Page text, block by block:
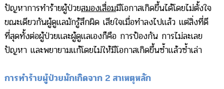
ปัญหาการทำร้ายผู้ป่วยสมองเสื่อมมีโอกาสเกิดขึ้นได้โดยไม่ตั้งใจ
ขณะเดียวกันผู้ดูแลมักรู้สึกผิด เสียใจเมื่อทำลงไปแล้ว แต่สิ่งที่ดี
ที่สุดทั้งต่อผู้ป่วยและผู้ดูแลเองก็คือ การป้องกัน การไม่ละเลย
ปัญหา และพยายามแก้โดยไม่ให้มีโอกาสเกิดขึ้นซ้ำแล้วซ้ำเล่า
การทำร้ายผู้ป่วยมักเกิดจาก 2 สาเหตุหลัก